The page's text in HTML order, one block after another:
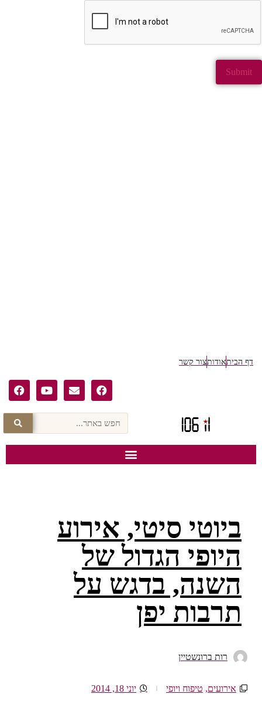
דף הביתאודותצור קשר
ביוטי סיטי, אירוע
היופי הגדול של
השנה, בדגש על
תרבות יפן
רות ברונשטיין
אירועים, טיפוח ויופי יוני 18, 2014